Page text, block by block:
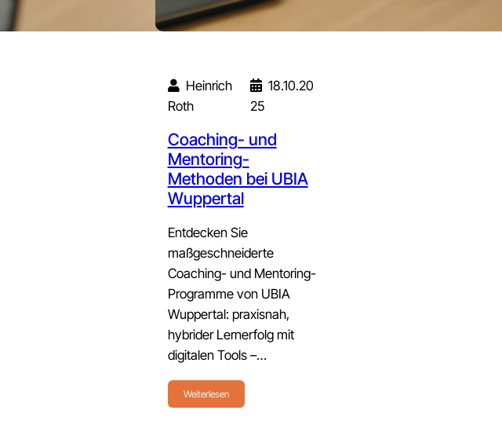
Heinrich
Roth
18.10.20
25
Coaching- und
Mentoring-
Methoden bei UBIA
Wuppertal
Entdecken Sie
maßgeschneiderte
Coaching- und Mentoring-
Programme von UBIA
Wuppertal: praxisnah,
hybrider Lernerfolg mit
digitalen Tools –…
Weiterlesen